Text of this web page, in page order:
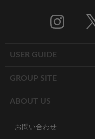
USER GUIDE
GROUP SITE
ABOUT US
お問い合わせ